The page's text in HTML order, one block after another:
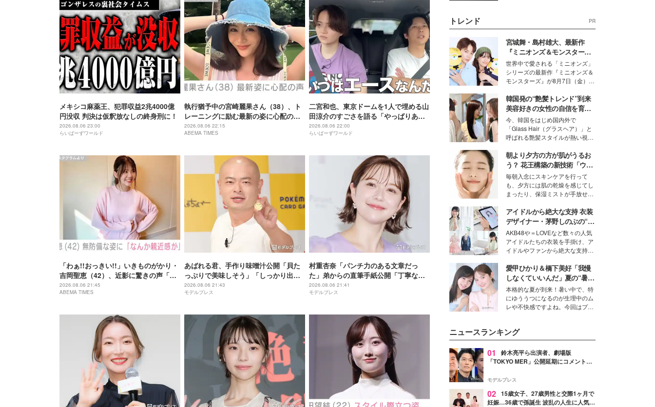
メキシコ麻薬王、犯罪収益2兆4000億
円没収 判決は仮釈放なしの終身刑に！
2026.08.06 23:00
らいばーずワールド
執行猶予中の宮崎麗果さん（38）、ト
レーニングに励む最新の姿に心配の声
「痩せ過ぎ」「なんだか痛々しい…」
2026.08.06 22:15
ABEMA TIMES
二宮和也、東京ドームを1人で埋める山
田涼介のすごさを語る「やっぱりあい
つはエース」
2026.08.06 22:00
らいばーずワールド
「わぁ!!おっきい!!」いきものがかり・
吉岡聖恵（42）、近影に驚きの声「な
にこれ…大好き」「なんか親近感が」
2026.08.06 21:45
ABEMA TIMES
あばれる君、手作り味噌汁公開「貝た
っぷりで美味しそう」「しっかり出汁
が出てそう」の声
2026.08.06 21:43
モデルプレス
村重杏奈「パンチ力のある文章だっ
た」弟からの直筆手紙公開「丁寧な
字」「読みやすい」と反響
2026.08.06 21:41
モデルプレス
トレンド PR
宮城舞・島村雄大、最新作
『ミニオンズ＆モンスター
ズ』の魅力熱弁 ハチャメチャ
だけじゃない“友情と絆”に感
動
世界中で愛される「ミニオンズ」
シリーズの最新作『ミニオンズ＆
モンスターズ』が8月7日（金）に
ニオン好き”という共通点を持つモ
デルの宮城舞と島村雄大の特別対
談をお届け！それぞれの視点か
ら、今作ならではの魅力や予想外
の感動をもたらす奥深いストーリ
ーについて熱く語り合ってもらっ
た。
韓国発の“艶髪トレンド”到来
美容好きの女性の自信を育む
「ヘアケア事情」って？
今、韓国をはじめ国内外で
「Glass Hair（グラスヘア）」と
呼ばれる艶髪スタイルが熱い視線
ションの完成度を高めるベースと
して、“髪そのものの美しさ”に改
めて注目する人が増えている様
子。今回は、そんな憧れの艶やか
な髪を日常で叶える、美容好きの
女性たちのヘアケア事情を紹介し
ます。
朝より夕方の方が肌がうるお
う？ 花王構築の新技術「ウォ
ーターキャプチャリングスキ
ン（捕水肌）」がスキンケア
の常識を変える予感
毎朝入念にスキンケアを行って
も、夕方には肌の乾燥を感じてし
まったり、保湿ミストが手放せな
な美容の常識を大きく変える可能
性を秘めた、革新的な「Water
Capturing Skin（ウォーターキャ
プチャリングスキン：捕水肌）」
技術を、花王が構築した。
アイドルから絶大な支持 衣装
デザイナー・茅野しのぶの“可
愛い”を作る美学＜「シチズン
クロスシー」インタビュー＞
AKB48や＝LOVEなど数々の人気
アイドルたちの衣装を手掛け、ア
イドルやファンから絶大な支持を
取締役兼クリエイティブディレク
ター・茅野しのぶ。一人ひとりの
個性に寄り添い、魅力を引き出す
衣装作りは、多くの女性たちに勇
気と自信を与え続けている。
愛甲ひかり＆橋下美好「我慢
しなくていいんだ」夏の“暑さ
対策”の新しい選択肢とは？
本格的な夏が到来！暑い中で、特
にゆううつになるのが生理中のム
レや不快感ですよね。今回はプラ
好さんを迎えて本音で女子会トー
ク。猛暑のお出かけを快適に過ご
すヒントや、2人が感動した夏の
生理の新常識にも迫りました。
ニュースランキング
01
鈴木亮平ら出演者、劇場版
「TOKYO MER」公開延期にコメント
最大の敬意とエールを」
モデルプレス
02 15歳女子、27歳男性と交際1ヶ月で
妊娠…36歳で孫誕生 波乱の人生に人気タ